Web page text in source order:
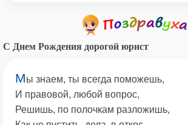
С Днем Рождения дорогой юрист
Мы знаем, ты всегда поможешь,
И правовой, любой вопрос,
Решишь, по полочкам разложишь,